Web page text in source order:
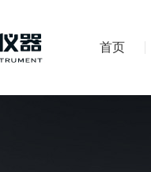
首页